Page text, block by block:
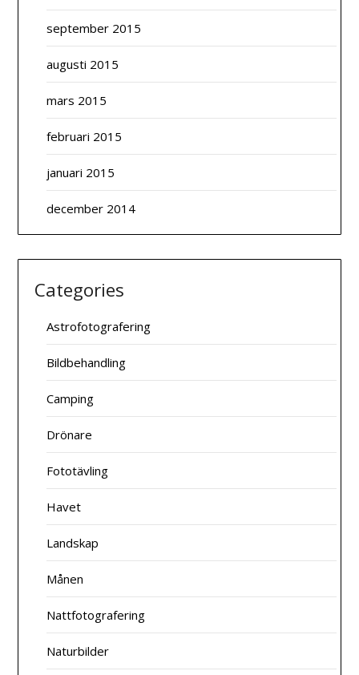
september 2015
augusti 2015
mars 2015
februari 2015
januari 2015
december 2014
Categories
Astrofotografering
Bildbehandling
Camping
Drönare
Fototävling
Havet
Landskap
Månen
Nattfotografering
Naturbilder